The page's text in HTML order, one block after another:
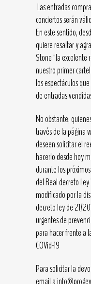
Las entradas
conciertos serán
En este sentido,
quiere resaltar y
Stone “la excelente
nuestro primer
los espectáculos
de entradas
No obstante,
través de la página
deseen solicitar el
hacerlo desde hoy
durante los
del Real decreto
modificado por la
decreto ley de 21/
urgentes de
para hacer frente a
COVid-19
Para solicitar la
email a